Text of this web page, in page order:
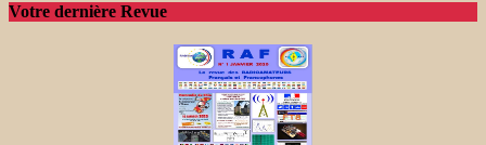
Votre dernière Revue